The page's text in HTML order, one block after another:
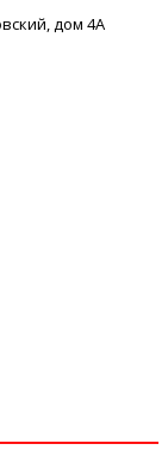
дом 4А